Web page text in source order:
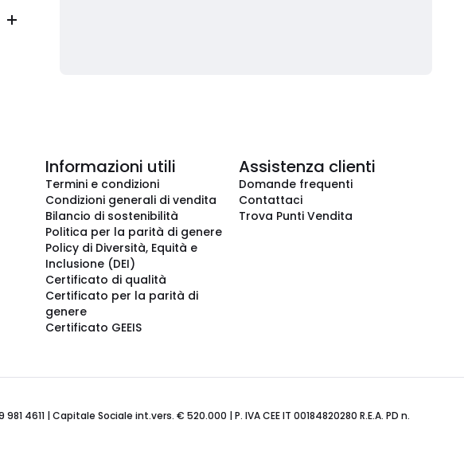
Informazioni utili
Termini e condizioni
Condizioni generali di vendita
Bilancio di sostenibilità
Politica per la parità di genere
Policy di Diversità, Equità e
Inclusione (DEI)
Certificato di qualità
Certificato per la parità di
genere
Certificato GEEIS
Assistenza clienti
Domande frequenti
Contattaci
Trova Punti Vendita
4611 | Capitale Sociale int.vers. € 520.000 | P. IVA CEE IT 00184820280 R.E.A. PD n.